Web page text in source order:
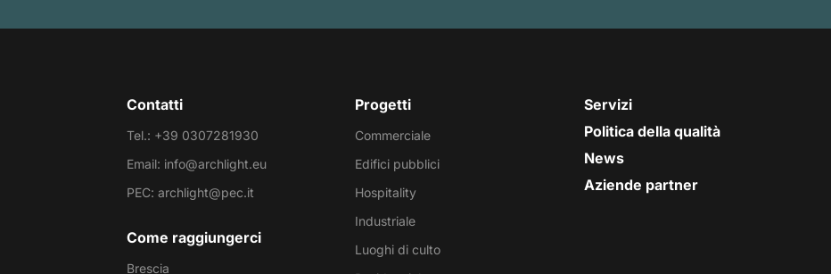
Contatti
Tel.: +39 0307281930
Email: info@archlight.eu
PEC: archlight@pec.it
Come raggiungerci
Brescia
Progetti
Commerciale
Edifici pubblici
Hospitality
Industriale
Luoghi di culto
Servizi
Politica della qualità
News
Aziende partner